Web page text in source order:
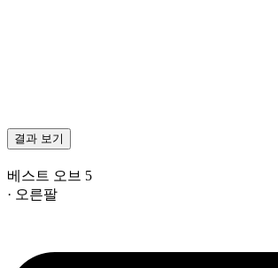
결과 보기
베스트 오브 5
· 오른팔